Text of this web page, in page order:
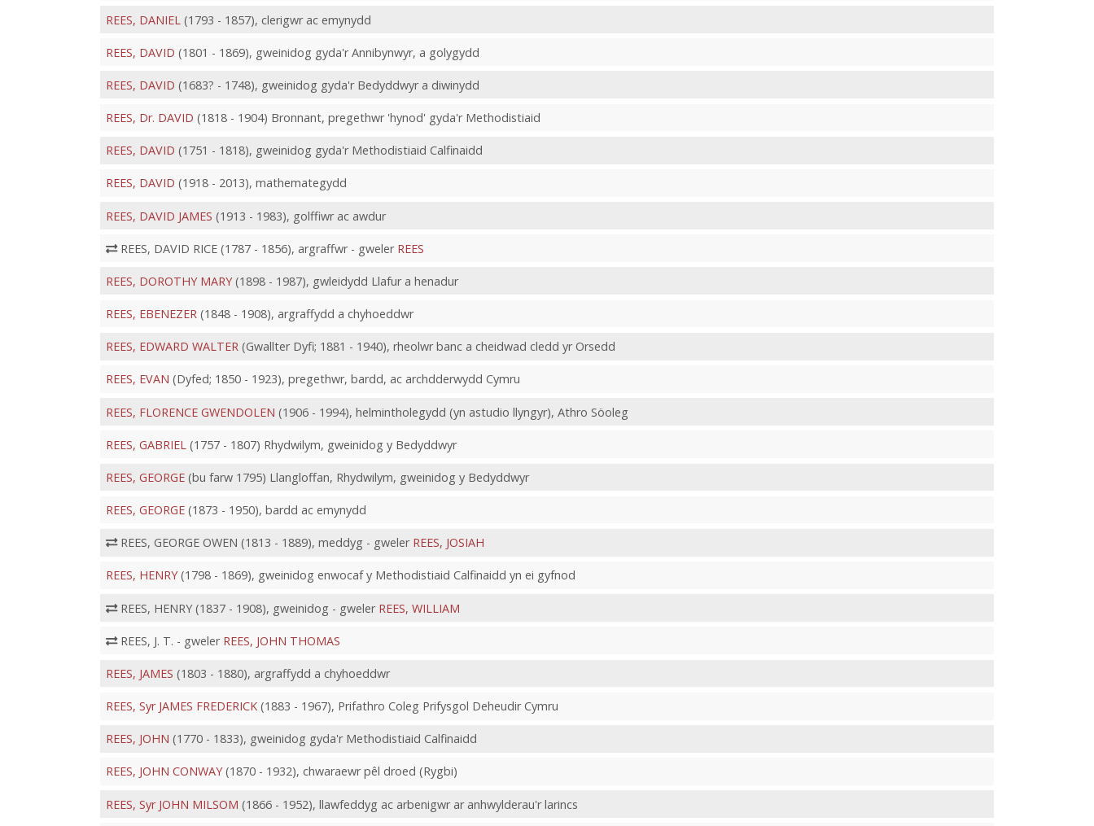
REES, DANIEL (1793 - 1857), clerigwr ac emynydd
REES, DAVID (1801 - 1869), gweinidog gyda'r Annibynwyr, a golygydd
REES, DAVID (1683? - 1748), gweinidog gyda'r Bedyddwyr a diwinydd
REES, Dr. DAVID (1818 - 1904) Bronnant, pregethwr 'hynod' gyda'r Methodistiaid
REES, DAVID (1751 - 1818), gweinidog gyda'r Methodistiaid Calfinaidd
REES, DAVID (1918 - 2013), mathemategydd
REES, DAVID JAMES (1913 - 1983), golffiwr ac awdur
REES, DAVID RICE (1787 - 1856), argraffwr - gweler REES
REES, DOROTHY MARY(1898 - 1987), gwleidydd Llafur a henadur
REES, EBENEZER(1848 - 1908), argraffydd a chyhoeddwr
REES, EDWARD WALTER(Gwallter Dyfi; 1881 - 1940), rheolwr banc a cheidwad cledd yr Orsedd
REES, EVAN (Dyfed; 1850 - 1923), pregethwr, bardd, ac archdderwydd Cymru
REES, FLORENCE GWENDOLEN (1906 - 1994), helmintholegydd (yn astudio llyngyr), Athro Söoleg
REES, GABRIEL (1757 - 1807) Rhydwilym, gweinidog y Bedyddwyr
REES, GEORGE(bu farw 1795) Llangloffan, Rhydwilym, gweinidog y Bedyddwyr
REES, GEORGE(1873 - 1950), bardd ac emynydd
REES, GEORGE OWEN (1813 - 1889), meddyg - gweler REES, JOSIAH
REES, HENRY(1798 - 1869), gweinidog enwocaf y Methodistiaid Calfinaidd yn ei gyfnod
REES, HENRY (1837 - 1908), gweinidog - gweler REES, WILLIAM
REES, J. T. - gweler REES, JOHN THOMAS
REES, JAMES (1803 - 1880), argraffydd a chyhoeddwr
REES, Syr JAMES FREDERICK(1883 - 1967), Prifathro Coleg Prifysgol Deheudir Cymru
REES, JOHN (1770 - 1833), gweinidog gyda'r Methodistiaid Calfinaidd
REES, JOHN CONWAY(1870 - 1932), chwaraewr pêl droed (Rygbi)
REES, Syr JOHN MILSOM (1866 - 1952), llawfeddyg ac arbenigwr ar anhwylderau'r larincs